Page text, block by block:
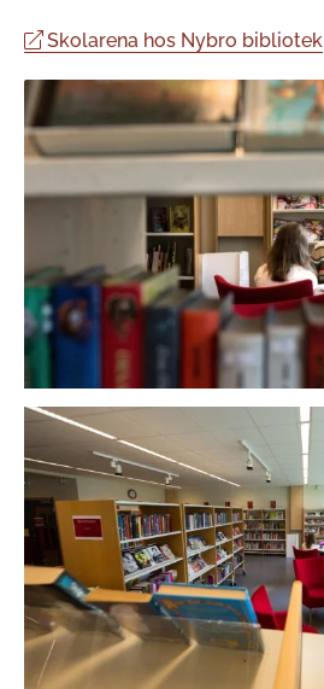
Skolarena hos Nybro bibliotek